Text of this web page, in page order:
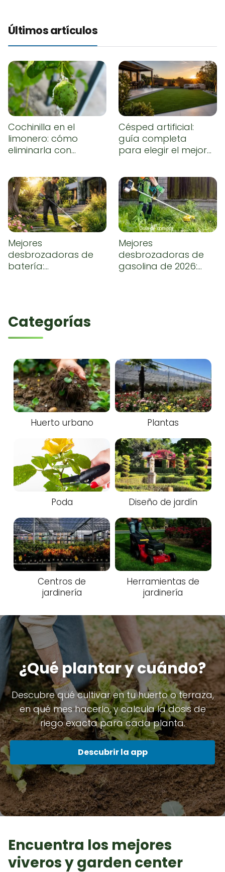
Últimos artículos
Cochinilla en el
limonero: cómo
eliminarla con
Césped artificial:
guía completa
para elegir el mejor,
conseguir un
resultado natural
Mejores
desbrozadoras de
batería:
Mejores
desbrozadoras de
gasolina de 2026:
Categorías
Huerto urbano Plantas
Poda Diseño de jardín
Centros de
jardinería
Herramientas de
jardinería
¿Qué plantar y cuándo?
Descubre qué cultivar en tu huerto o terraza,
en qué mes hacerlo, y calcula la dosis de
riego exacta para cada planta.
Descubrir la app
Encuentra los mejores
viveros y garden center